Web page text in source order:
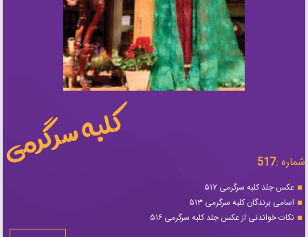
شماره :517
عکس جلد کلبه سرگرمی ۵۱۷
اسامی برندگان کلبه سرگرمی ۵۱۳
نکات خواندنی از عکس جلد کلبه سرگرمی ۵۱۶